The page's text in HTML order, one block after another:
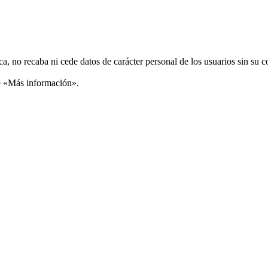
recaba ni cede datos de carácter personal de los usuarios sin su
«Más información».